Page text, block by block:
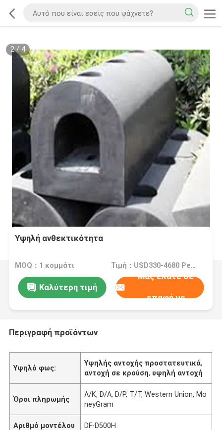
2/4
Υψηλή ανθεκτικότητα
MOQ：1 κομμάτι Τιμή：USD330-4680 Per Piece
Καλύτερη τιμή
Μας ελάτε σε
επαφή με
Περιγραφή προϊόντων
Υψηλό φως:
Υψηλής αντοχής προστατευτικά,
αντοχή σε κρούση, υψηλή αντοχή
Όροι πληρωμής
Λ/Κ, D/A, D/P, T/T, Western Union, Mo
neyGram
Αριθμό μοντέλου DF-D500H